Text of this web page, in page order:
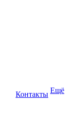
Контакты Ещё